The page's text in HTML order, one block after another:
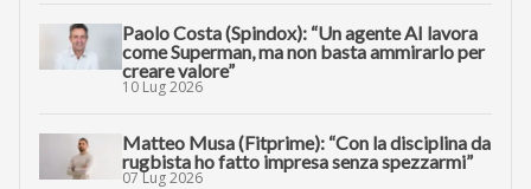
Paolo Costa (Spindox): “Un agente AI lavora
come Superman, ma non basta ammirarlo per
creare valore”
10 Lug 2026
Matteo Musa (Fitprime): “Con la disciplina da
rugbista ho fatto impresa senza spezzarmi”
07 Lug 2026